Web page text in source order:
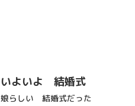
いよいよ 結婚式
娘らしい 結婚式だった